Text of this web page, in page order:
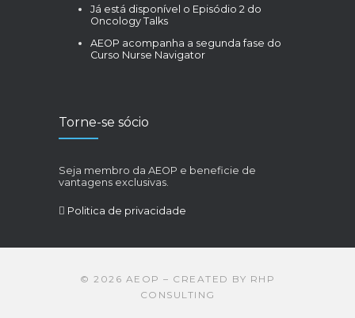
Já está disponível o Episódio 2 do
Oncology Talks
AEOP acompanha a segunda fase do
Curso Nurse Navigator
Torne-se sócio
Seja membro da AEOP e beneficie de
vantagens exclusivas.
Politica de privacidade
© 2026 AEOP – CREATED BY RHP
CONSULTING